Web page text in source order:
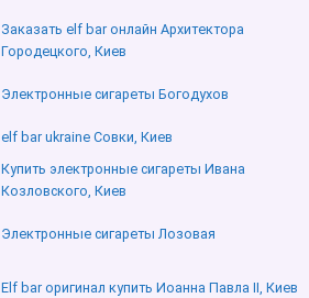
Заказать elf bar онлайн Архитектора
Городецкого, Киев
Электронные сигареты Богодухов
elf bar ukraine Совки, Киев
Купить электронные сигареты Ивана
Козловского, Киев
Электронные сигареты Лозовая
Elf bar оригинал купить Иоанна Павла ІІ, Киев